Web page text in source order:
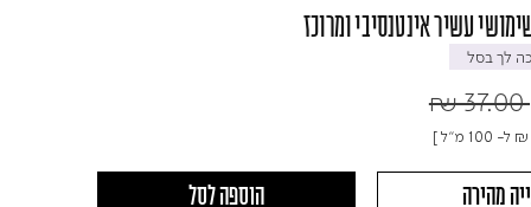
עשיר אינטנסיבי ומרוכז
לך בסל
Price
₪ 37.00
₪ ל- 100 מ"ל ]
מהירה הוספה לסל